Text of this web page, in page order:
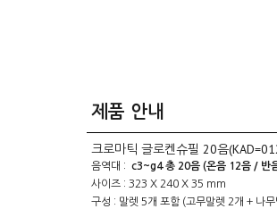
제품 안내
크로마틱 글로켄슈필 20음
음역대 : c3~g4 총 20음 (온음 12음 / 반
사이즈 : 323 X 240 X 35 mm
구성 : 말렛 5개 포함 (고무말렛 2개 + 나